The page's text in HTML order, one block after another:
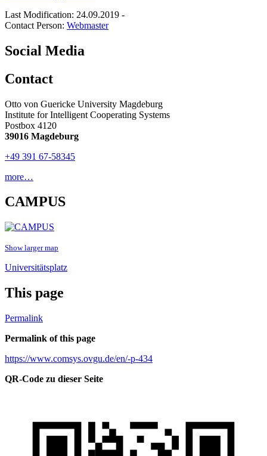
Last Modification: 24.09.2019 -
Contact Person: Webmaster
Social Media
Contact
Otto von Guericke University Magdeburg
Institute for Intelligent Cooperating Systems
Postbox 4120
39016 Magdeburg
+49 391 67-58345
more…
CAMPUS
Show larger map
Universitätsplatz
This page
Permalink
Permalink of this page
https://www.comsys.ovgu.de/en/-p-434
QR-Code zu dieser Seite